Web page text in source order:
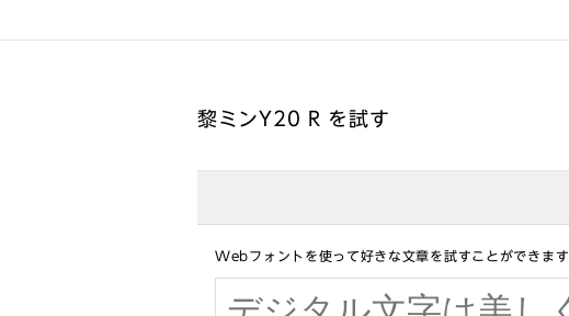
黎ミンY20 R を試す
Webフォントを使って好きな文章を試すことができます